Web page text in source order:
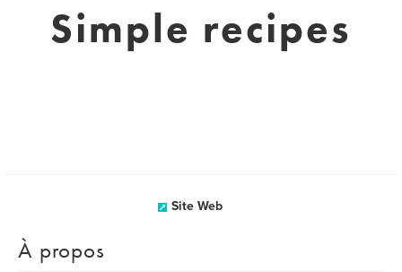
Simple recipes
Site Web
À propos